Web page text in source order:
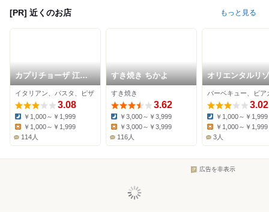
[PR] 近くのお店 もっと見る
カプリチョーザ 江ノ
島店
イタリアン、パスタ、ピザ
3.08
Dinner:
￥1,000～￥1,999
￥1,000～￥1,999
114人
すき焼き ちかよ
すき焼き
3.62
Dinner:
￥3,000～￥3,999
￥3,000～￥3,999
116人
オリエンタルリ
in湘南
3.02
Dinner:
￥1,000～￥1,999
Lunch:
￥1,000～￥1,999
3人
広告を非表示